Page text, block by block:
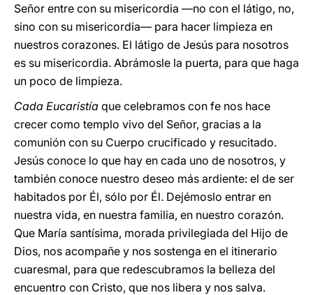
Señor entre con su misericordia —no con el látigo, no,
sino con su misericordia— para hacer limpieza en
nuestros corazones. El látigo de Jesús para nosotros
es su misericordia. Abrámosle la puerta, para que haga
un poco de limpieza.
Cada Eucaristía que celebramos con fe nos hace
crecer como templo vivo del Señor, gracias a la
comunión con su Cuerpo crucificado y resucitado.
Jesús conoce lo que hay en cada uno de nosotros, y
también conoce nuestro deseo más ardiente: el de ser
habitados por Él, sólo por Él. Dejémoslo entrar en
nuestra vida, en nuestra familia, en nuestro corazón.
Que María santísima, morada privilegiada del Hijo de
Dios, nos acompañe y nos sostenga en el itinerario
cuaresmal, para que redescubramos la belleza del
encuentro con Cristo, que nos libera y nos salva.